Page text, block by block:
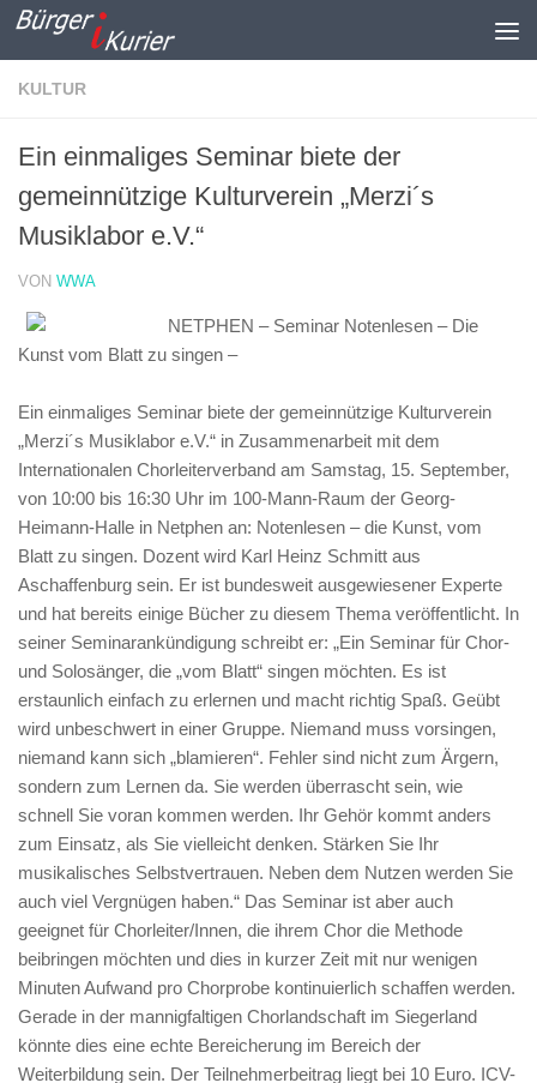
Zum Inhalt springen
KULTUR
Ein einmaliges Seminar biete der
gemeinnützige Kulturverein „Merzi´s
Musiklabor e.V.“
VON WWA
NETPHEN – Seminar Notenlesen – Die
Kunst vom Blatt zu singen –
Ein einmaliges Seminar biete der gemeinnützige Kulturverein
„Merzi´s Musiklabor e.V.“ in Zusammenarbeit mit dem
Internationalen Chorleiterverband am Samstag, 15. September,
von 10:00 bis 16:30 Uhr im 100-Mann-Raum der Georg-
Heimann-Halle in Netphen an: Notenlesen – die Kunst, vom
Blatt zu singen. Dozent wird Karl Heinz Schmitt aus
Aschaffenburg sein. Er ist bundesweit ausgewiesener Experte
und hat bereits einige Bücher zu diesem Thema veröffentlicht. In
seiner Seminarankündigung schreibt er: „Ein Seminar für Chor-
und Solosänger, die „vom Blatt“ singen möchten. Es ist
erstaunlich einfach zu erlernen und macht richtig Spaß. Geübt
wird unbeschwert in einer Gruppe. Niemand muss vorsingen,
niemand kann sich „blamieren“. Fehler sind nicht zum Ärgern,
sondern zum Lernen da. Sie werden überrascht sein, wie
schnell Sie voran kommen werden. Ihr Gehör kommt anders
zum Einsatz, als Sie vielleicht denken. Stärken Sie Ihr
musikalisches Selbstvertrauen. Neben dem Nutzen werden Sie
auch viel Vergnügen haben.“ Das Seminar ist aber auch
geeignet für Chorleiter/Innen, die ihrem Chor die Methode
beibringen möchten und dies in kurzer Zeit mit nur wenigen
Minuten Aufwand pro Chorprobe kontinuierlich schaffen werden.
Gerade in der mannigfaltigen Chorlandschaft im Siegerland
könnte dies eine echte Bereicherung im Bereich der
Weiterbildung sein. Der Teilnehmerbeitrag liegt bei 10 Euro. ICV-